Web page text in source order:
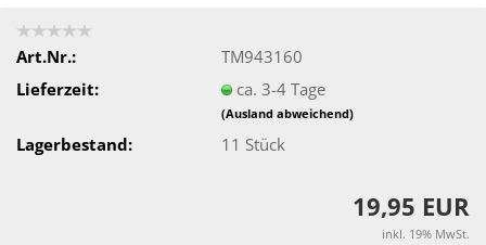
Art.Nr.:
TM943160
Lieferzeit:
ca. 3-4 Tage
(Ausland abweichend)
Lagerbestand: 11 Stück
19,95 EUR
inkl. 19% MwSt.